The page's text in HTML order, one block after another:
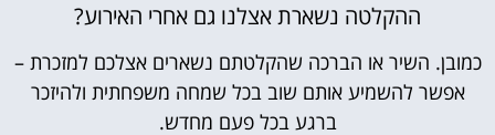
ההקלטה נשארת אצלנו גם אחרי האירוע?
השיר או הברכה שהקלטתם נשארים אצלכם למזכרת –
להשמיע אותם שוב בכל שמחה משפחתית ולהיזכר
ברגע בכל פעם מחדש.